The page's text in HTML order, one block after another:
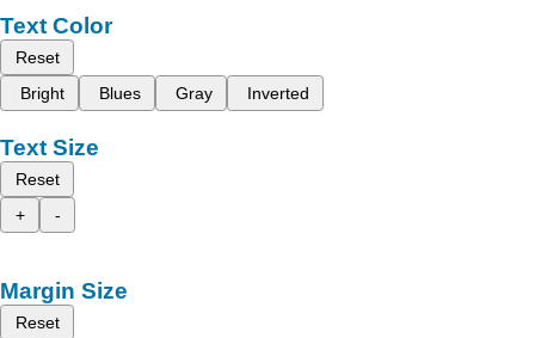
Text Color
Reset
Bright
Blues Gray Inverted
Text Size
Reset
+
-
Margin Size
Reset